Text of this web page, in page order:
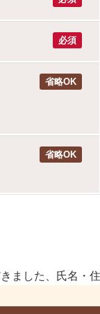
必須
省略OK
省略OK
ました、氏名・